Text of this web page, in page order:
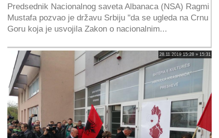
Predsednik Nacionalnog saveta Albanaca (NSA) Ragmi
Mustafa pozvao je državu Srbiju "da se ugleda na Crnu
Goru koja je usvojila Zakon o nacionalnim...
28.11.2019 15:28 » 15:31